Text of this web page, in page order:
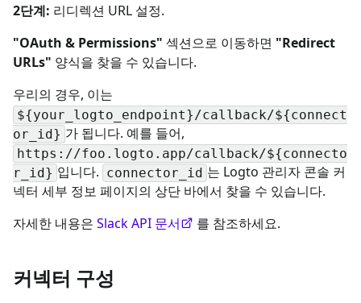
2단계: 리디렉션 URL 설정.
"OAuth & Permissions" 섹션으로 이동하면 "Redirect
URLs" 양식을 찾을 수 있습니다.
우리의 경우, 이는
${your_logto_endpoint}/callback/${connect
or_id} 가 됩니다. 예를 들어,
https://foo.logto.app/callback/${connecto
r_id} 입니다. connector_id 는 Logto 관리자 콘솔 커
넥터 세부 정보 페이지의 상단 바에서 찾을 수 있습니다.
자세한 내용은 Slack API 문서 를 참조하세요.
커넥터 구성